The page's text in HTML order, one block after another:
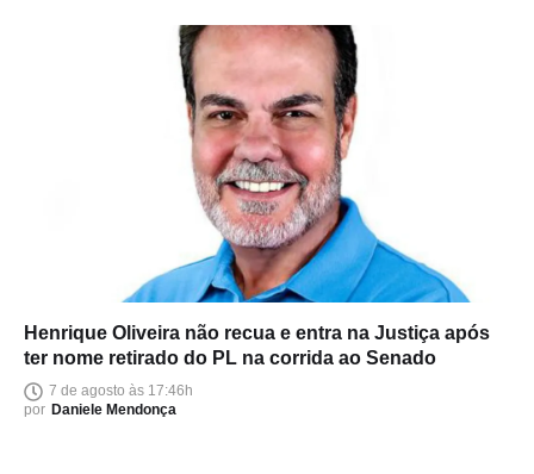
Henrique Oliveira não recua e entra na Justiça após
ter nome retirado do PL na corrida ao Senado
7 de agosto às 17:46h
por Daniele Mendonça